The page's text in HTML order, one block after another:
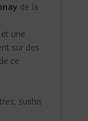
de la
une
sur des
ce
sushis